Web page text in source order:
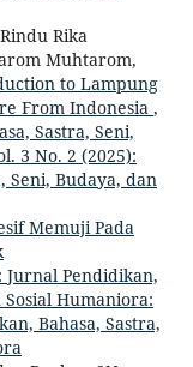
Rika
Muhtarom,
to Lampung
From Indonesia ,
Sastra, Seni,
3 No. 2 (2025):
Seni, Budaya, dan
Memuji Pada
Jurnal Pendidikan,
Sosial Humaniora:
Bahasa, Sastra,